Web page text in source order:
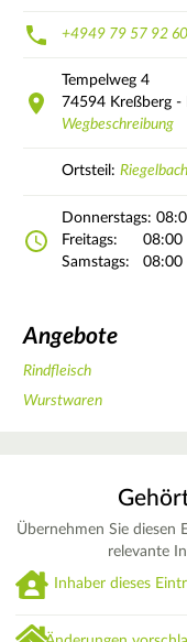
+4949 79 57 92
Tempelweg 4
74594 Kreßberg -
Wegbeschreibung
Ortsteil: Riegelbach
Donnerstags:
Freitags:
08:00
Samstags:
08:00
Angebote
Rindfleisch
Wurstwaren
Übernehmen Sie diesen
relevante
Inhaber dieses